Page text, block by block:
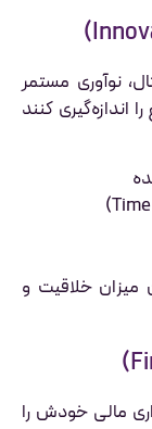
نوآوری مستمر
کنند
خلاقیت و
مالی خودش را